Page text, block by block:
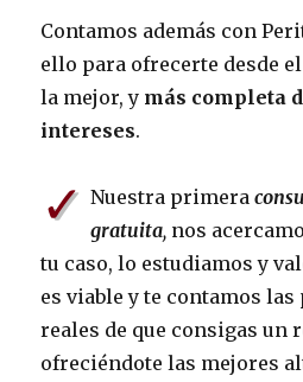
Contamos además con
ello para ofrecerte desde
la mejor, y más completa
intereses.
✓ Nuestra primera
gratuita,nos
tu caso, lo estudiamos y
es viable y te contamos
reales de que consigas un
ofreciéndote las mejores